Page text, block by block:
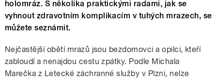
holomráz. S několika praktickými radami, jak se
vyhnout zdravotním komplikacím v tuhých mrazech, se
můžete seznámit.
Nejčastější obětí mrazů jsou bezdomovci a opilci, kteří
zabloudí a nenajdou cestu zpátky. Podle Michala
Marečka z Letecké záchranné služby v Plzni, nelze